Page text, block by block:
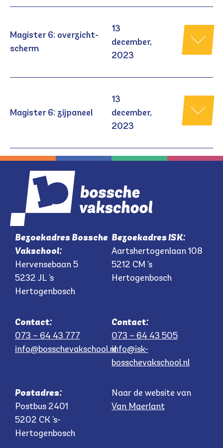
Magister 6: overzicht-
scherm
13
december,
2023
Magister 6: zijpaneel
13
december,
2023
Bezoekadres Bossche
Vakschool:
Hervensebaan 5
5232 JL ’s
Hertogenbosch
Bezoekadres ISK:
Aartshertogenlaan 108
5212 CM ’s
Hertogenbosch
Contact:
073 – 64 43 777
info@bosschevakschool.nl
Contact:
073 – 64 43 505
info@isk-
bosschevakschool.nl
Postadres:
Postbus 2401
5202 CK ’s-
Hertogenbosch
Naar de website van
Van Maerlant